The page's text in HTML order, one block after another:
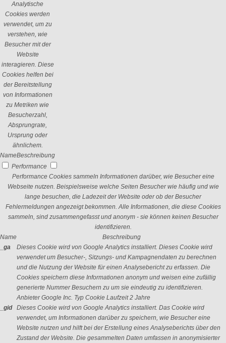
Analytische
Cookies werden
verwendet, um zu
verstehen, wie
Besucher mit der
Website
interagieren. Diese
Cookies helfen bei
der Bereitstellung
von Informationen
zu Metriken wie
Besucherzahl,
Absprungrate,
Ursprung oder
ähnlichem.
NameBeschreibung
Performance
Performance Cookies sammeln Informationen darüber, wie Besucher eine
Webseite nutzen. Beispielsweise welche Seiten Besucher wie häufig und wie
lange besuchen, die Ladezeit der Website oder ob der Besucher
Fehlermeldungen angezeigt bekommen. Alle Informationen, die diese Cookies
sammeln, sind zusammengefasst und anonym - sie können keinen Besucher
identifizieren.
Name
Beschreibung
_ga
Dieses Cookie wird von Google Analytics installiert. Dieses Cookie wird
verwendet um Besucher-, Sitzungs- und Kampagnendaten zu berechnen
und die Nutzung der Website für einen Analysebericht zu erfassen. Die
Cookies speichern diese Informationen anonym und weisen eine zufällig
generierte Nummer Besuchern zu um sie eindeutig zu identifizieren.
Anbieter Google Inc. Typ Cookie Laufzeit 2 Jahre
_gid
Dieses Cookie wird von Google Analytics installiert. Das Cookie wird
verwendet, um Informationen darüber zu speichern, wie Besucher eine
Website nutzen und hilft bei der Erstellung eines Analyseberichts über den
Zustand der Website. Die gesammelten Daten umfassen in anonymisierter